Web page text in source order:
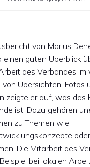
von Marius
einen guten Überblick
des Verbandes im
von Übersichten, Fotos
zeigte er auf, was das
ist. Dazu gehören
zu Themen wie
Die Mitarbeit des
bei lokalen